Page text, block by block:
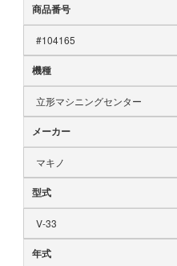
商品番号
#104165
機種
立形マシニングセンター
メーカー
マキノ
型式
V-33
年式